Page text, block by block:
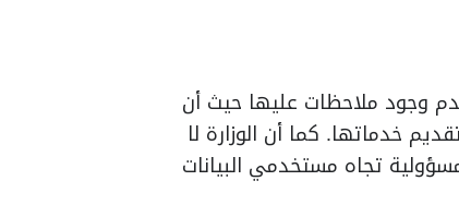
وجود ملاحظات عليها حيث أن
خدماتها. كما أن الوزارة لا
تجاه مستخدمي البيانات